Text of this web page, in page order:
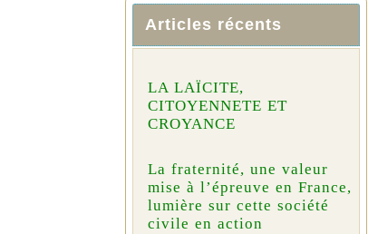
Articles récents
LA LAÏCITE,
CITOYENNETE ET
CROYANCE
La fraternité, une valeur
mise à l’épreuve en France,
lumière sur cette société
civile en action